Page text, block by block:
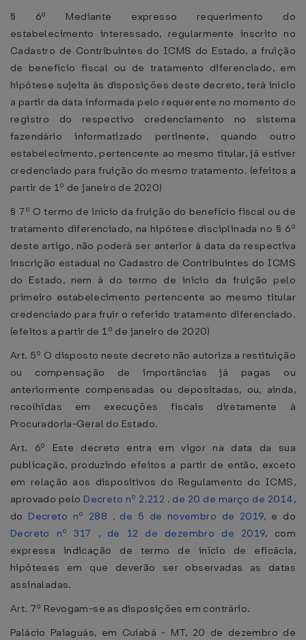
§ 6º Mediante expresso requerimento do
estabelecimento interessado, regularmente inscrito no
Cadastro de Contribuintes do ICMS do Estado, a fruição
de benefício fiscal ou de tratamento diferenciado, em
hipótese sujeita às disposições deste decreto, terá início
a partir da data informada pelo requerente no momento do
registro do respectivo credenciamento no sistema
fazendário informatizado pertinente, quando outro
estabelecimento, pertencente ao mesmo titular, já estiver
credenciado para fruição do mesmo tratamento. (efeitos a
partir de 1º de janeiro de 2020)
§ 7º O termo de início da fruição do benefício fiscal ou de
tratamento diferenciado, na hipótese disciplinada no § 6º
deste artigo, não poderá ser anterior à data da respectiva
inscrição estadual no Cadastro de Contribuintes do ICMS
do Estado, nem à do termo de início da fruição pelo
primeiro estabelecimento pertencente ao mesmo titular
credenciado para fruir o referido tratamento diferenciado.
(efeitos a partir de 1º de janeiro de 2020)
Art. 5º O disposto neste decreto não autoriza a restituição
ou compensação de importâncias já pagas ou
anteriormente compensadas ou depositadas, ou, ainda,
recolhidas em execuções fiscais diretamente à
Procuradoria-Geral do Estado.
Art. 6º Este decreto entra em vigor na data da sua
publicação, produzindo efeitos a partir de então, exceto
em relação aos dispositivos do Regulamento do ICMS,
aprovado pelo Decreto nº 2.212 , de 20 de março de 2014,
do Decreto nº 288 , de 5 de novembro de 2019, e do
Decreto nº 317 , de 12 de dezembro de 2019, com
expressa indicação de termo de início de eficácia,
hipóteses em que deverão ser observadas as datas
assinaladas.
Art. 7º Revogam-se as disposições em contrário.
Palácio Paiaguás, em Cuiabá - MT, 20 de dezembro de